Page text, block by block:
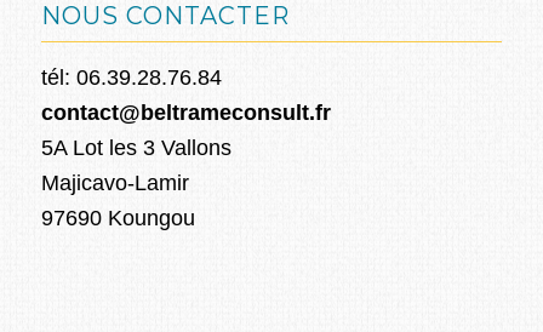
NOUS CONTACTER
tél: 06.39.28.76.84
contact@beltrameconsult.fr
5A Lot les 3 Vallons
Majicavo-Lamir
97690 Koungou